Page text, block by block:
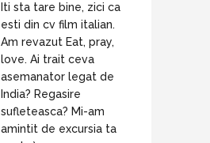
Iti sta tare bine, zici ca
esti din cv film italian.
Am revazut Eat, pray,
love. Ai trait ceva
asemanator legat de
India? Regasire
sufleteasca? Mi-am
amintit de excursia ta